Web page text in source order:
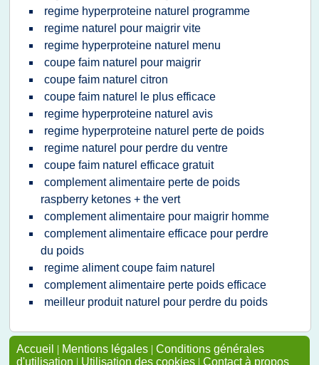
regime hyperproteine naturel programme
regime naturel pour maigrir vite
regime hyperproteine naturel menu
coupe faim naturel pour maigrir
coupe faim naturel citron
coupe faim naturel le plus efficace
regime hyperproteine naturel avis
regime hyperproteine naturel perte de poids
regime naturel pour perdre du ventre
coupe faim naturel efficace gratuit
complement alimentaire perte de poids
raspberry ketones + the vert
complement alimentaire pour maigrir homme
complement alimentaire efficace pour perdre
du poids
regime aliment coupe faim naturel
complement alimentaire perte poids efficace
meilleur produit naturel pour perdre du poids
Accueil | Mentions légales | Conditions générales
d'utilisation | Utilisation des cookies | Contact à propos